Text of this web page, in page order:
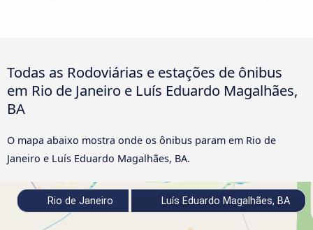
Todas as Rodoviárias e estações de ônibus
em Rio de Janeiro e Luís Eduardo Magalhães,
BA
O mapa abaixo mostra onde os ônibus param em Rio de
Janeiro e Luís Eduardo Magalhães, BA.
Rio de Janeiro Luís Eduardo Magalhães, BA